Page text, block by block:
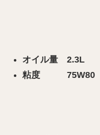
オイル量 2.3L
粘度 75W80